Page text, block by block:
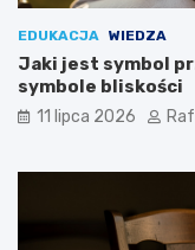
EDUKACJA WIEDZA
Jaki jest symbol
symbole bliskości
11 lipca 2026